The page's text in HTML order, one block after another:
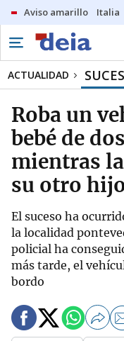
Aviso amarillo Italia
ACTUALIDAD
Roba un
bebé de
mientras
su otro
El suceso ha
la localidad
policial ha
más tarde, el
bordo